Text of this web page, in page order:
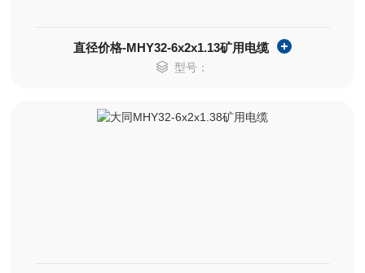
直径价格-MHY32-6x2x1.13矿用电缆
型号：